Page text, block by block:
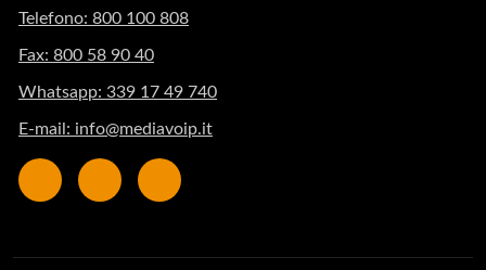
Telefono: 800 100 808
Fax: 800 58 90 40
Whatsapp: 339 17 49 740
E-mail: info@mediavoip.it